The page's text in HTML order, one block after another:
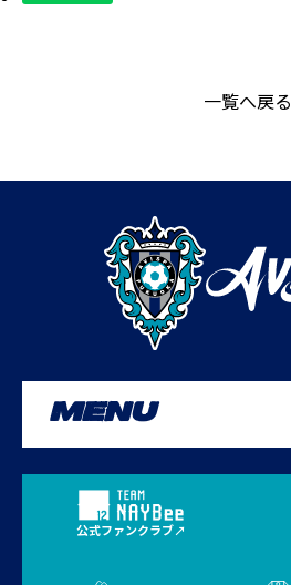
一覧へ戻る
MENU
公式ファンクラブ